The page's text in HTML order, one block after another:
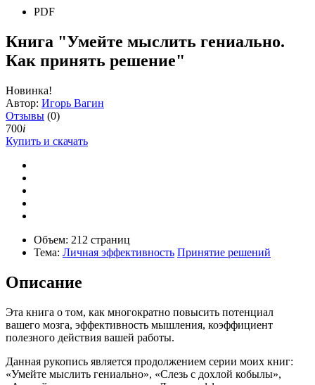
PDF
Книга "Умейте мыслить гениально.
Как принять решение"
Новинка!
Автор: Игорь Вагин
Отзывы (0)
700i
Купить и скачать
Объем: 212 страниц
Тема: Личная эффективность Принятие решений
Описание
Эта книга о том, как многократно повысить потенциал
вашего мозга, эффективность мышления, коэффициент
полезного действия вашей работы.
Данная рукопись является продолжением серии моих книг:
«Умейте мыслить гениально», «Слезь с дохлой кобылы»,